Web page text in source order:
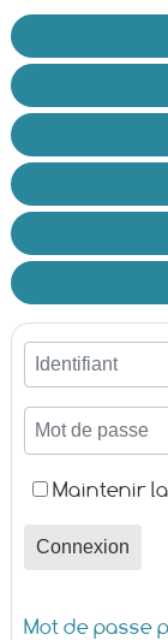
Identifiant
Mot de passe
Maintenir
Connexion
Mot de passe